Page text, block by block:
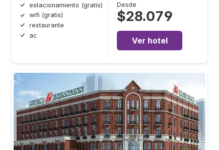
estacionamiento (gratis)
wifi (gratis)
restaurante
ac
Desde
$28.079
Ver hotel